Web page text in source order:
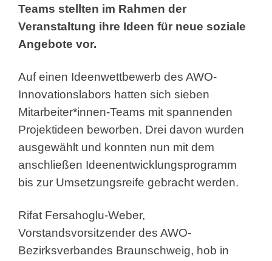
Teams stellten im Rahmen der
Veranstaltung ihre Ideen für neue soziale
Angebote vor.
Auf einen Ideenwettbewerb des AWO-
Innovationslabors hatten sich sieben
Mitarbeiter*innen-Teams mit spannenden
Projektideen beworben. Drei davon wurden
ausgewählt und konnten nun mit dem
anschließen Ideenentwicklungsprogramm
bis zur Umsetzungsreife gebracht werden.
Rifat Fersahoglu-Weber,
Vorstandsvorsitzender des AWO-
Bezirksverbandes Braunschweig, hob in